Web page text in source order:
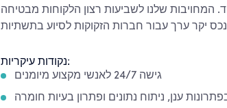
המחויבות שלנו לשביעות רצון הלקוחות מבטיחה
נקודות עיקריות:
גישה 24/7 לאנשי מקצוע מיומנים
ענן, ניתוח נתונים ופתרון בעיות חומרה